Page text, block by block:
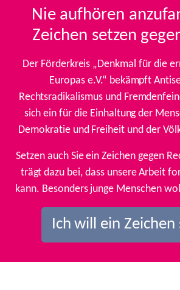
Nie aufhören
Zeichen setzen
Der Förderkreis „Denkmal für die
Europas e.V.“ bekämpft
Rechtsradikalismus und
sich ein für die Einhaltung der
Demokratie und Freiheit und der
Setzen auch Sie ein Zeichen gegen
trägt dazu bei, dass unsere Arbeit
kann. Besonders junge Menschen
Ich will ein Zeichen